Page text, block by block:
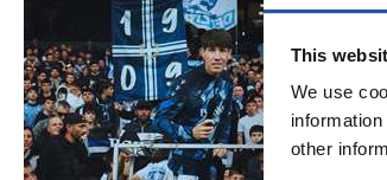
This
We use
other